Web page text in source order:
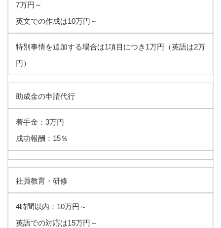
7万円～
英文での作成は10万円～
特別事情を追加する場合は1項目につき1万円（英語は2万
円）
助成金の申請代行
着手金：3万円
成功報酬：15％
社員教育・研修
4時間以内：10万円～
英語での対応は15万円～